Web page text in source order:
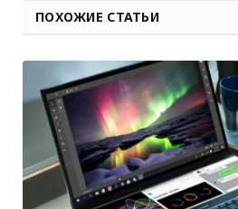
ПОХОЖИЕ СТАТЬИ